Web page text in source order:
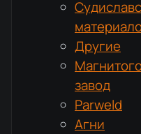
Другие
завод
Parweld
Агни